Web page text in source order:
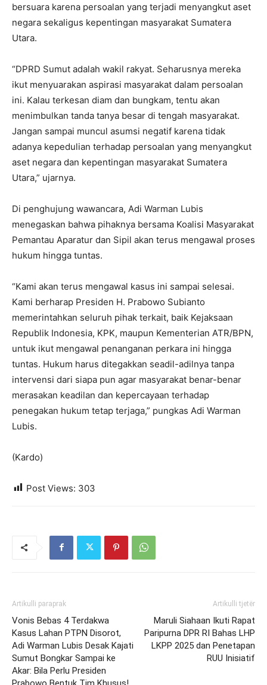
bersuara karena persoalan yang terjadi menyangkut aset
negara sekaligus kepentingan masyarakat Sumatera
Utara.
“DPRD Sumut adalah wakil rakyat. Seharusnya mereka
ikut menyuarakan aspirasi masyarakat dalam persoalan
ini. Kalau terkesan diam dan bungkam, tentu akan
menimbulkan tanda tanya besar di tengah masyarakat.
Jangan sampai muncul asumsi negatif karena tidak
adanya kepedulian terhadap persoalan yang menyangkut
aset negara dan kepentingan masyarakat Sumatera
Utara,” ujarnya.
Di penghujung wawancara, Adi Warman Lubis
menegaskan bahwa pihaknya bersama Koalisi Masyarakat
Pemantau Aparatur dan Sipil akan terus mengawal proses
hukum hingga tuntas.
“Kami akan terus mengawal kasus ini sampai selesai.
Kami berharap Presiden H. Prabowo Subianto
memerintahkan seluruh pihak terkait, baik Kejaksaan
Republik Indonesia, KPK, maupun Kementerian ATR/BPN,
untuk ikut mengawal penanganan perkara ini hingga
tuntas. Hukum harus ditegakkan seadil-adilnya tanpa
intervensi dari siapa pun agar masyarakat benar-benar
merasakan keadilan dan kepercayaan terhadap
penegakan hukum tetap terjaga,” pungkas Adi Warman
Lubis.
(Kardo)
Post Views: 303
Artikulli paraprak
Vonis Bebas 4 Terdakwa
Kasus Lahan PTPN Disorot,
Adi Warman Lubis Desak Kajati
Sumut Bongkar Sampai ke
Akar: Bila Perlu Presiden
Artikulli tjetër
Maruli Siahaan Ikuti Rapat
Paripurna DPR RI Bahas LHP
LKPP 2025 dan Penetapan
RUU Inisiatif